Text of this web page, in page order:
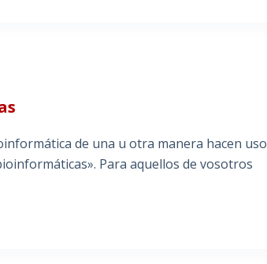
de una u otra manera hacen uso
Para aquellos de vosotros